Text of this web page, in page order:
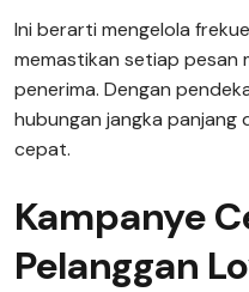
Ini berarti mengelola
memastikan setiap pesan
penerima. Dengan
hubungan jangka panjang
cepat.
Kampanye
Pelanggan